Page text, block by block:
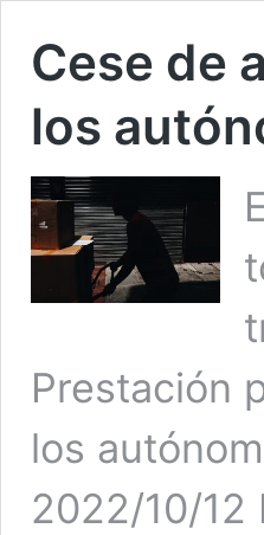
Cese de
los
Prestación
los
2022/10/12